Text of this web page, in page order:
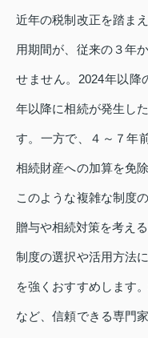
近年の税制改正を踏ま
用期間が、従来の３年
せません。2024年以降
年以降に相続が発生し
す。一方で、４～７年
相続財産への加算を免
このような複雑な制度
贈与や相続対策を考え
制度の選択や活用方法
を強くおすすめします
など、信頼できる専門